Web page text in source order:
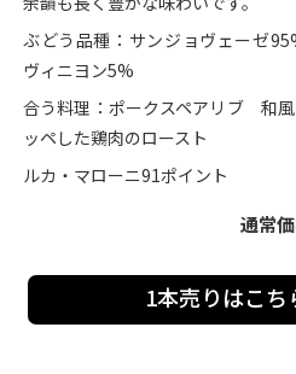
ぶどう品種：サンジョヴェーゼ
ヴィニヨン5%
合う料理：ポークスペアリブ 和
ッペした鶏肉のロースト
ルカ・マローニ91ポイント
通常
1本売りはこち